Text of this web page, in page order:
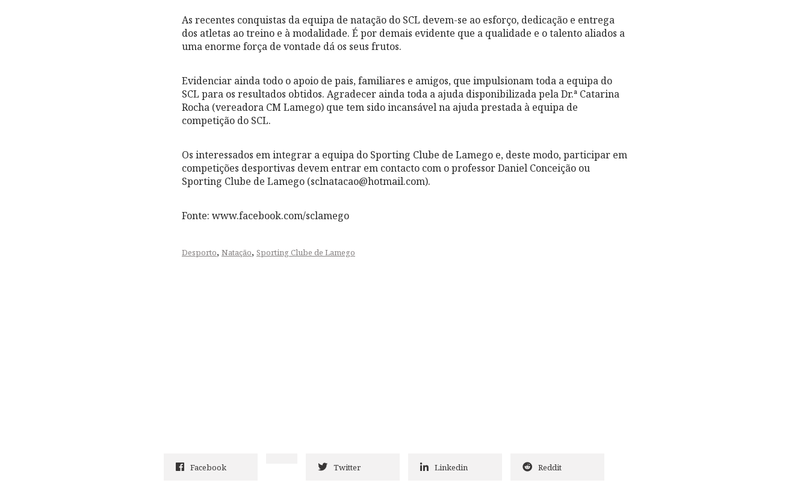
As recentes conquistas da equipa de natação do SCL devem-se ao esforço, dedicação e entrega
dos atletas ao treino e à modalidade. É por demais evidente que a qualidade e o talento aliados a
uma enorme força de vontade dá os seus frutos.
Evidenciar ainda todo o apoio de pais, familiares e amigos, que impulsionam toda a equipa do
SCL para os resultados obtidos. Agradecer ainda toda a ajuda disponibilizada pela Dr.ª Catarina
Rocha (vereadora CM Lamego) que tem sido incansável na ajuda prestada à equipa de
competição do SCL.
Os interessados em integrar a equipa do Sporting Clube de Lamego e, deste modo, participar em
competições desportivas devem entrar em contacto com o professor Daniel Conceição ou
Sporting Clube de Lamego (sclnatacao@hotmail.com).
Fonte: www.facebook.com/sclamego
Desporto, Natação, Sporting Clube de Lamego
Facebook Twitter Linkedin Reddit